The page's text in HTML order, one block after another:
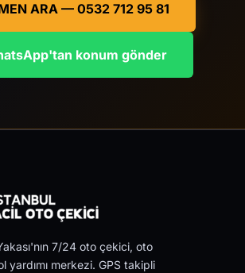
ARA — 0532 712 95 81
konum gönder
7/24 oto çekici, oto
yardımı merkezi. GPS takipli